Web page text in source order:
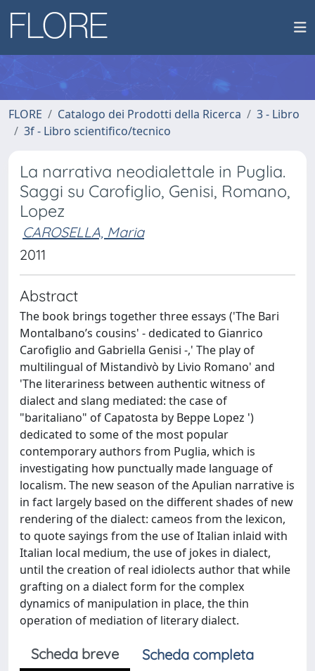
FLORE Catalogo dei Prodotti della Ricerca
3 - Libro
3f - Libro scientifico/tecnico
La narrativa neodialettale in Puglia.
Saggi su Carofiglio, Genisi, Romano,
Lopez
CAROSELLA, Maria
2011
Abstract
The book brings together three essays ('The Bari
Montalbano’s cousins' - dedicated to Gianrico
Carofiglio and Gabriella Genisi -,' The play of
multilingual of Mistandivò by Livio Romano' and
'The literariness between authentic witness of
dialect and slang mediated: the case of
"baritaliano" of Capatosta by Beppe Lopez ')
dedicated to some of the most popular
contemporary authors from Puglia, which is
investigating how punctually made language of
localism. The new season of the Apulian narrative is
in fact largely based on the different shades of new
rendering of the dialect: cameos from the lexicon,
to quote sayings from the use of Italian inlaid with
Italian local medium, the use of jokes in dialect,
until the creation of real idiolects author that while
grafting on a dialect form for the complex
dynamics of manipulation in place, the thin
operation of mediation of literary dialect.
Scheda breve
Scheda completa